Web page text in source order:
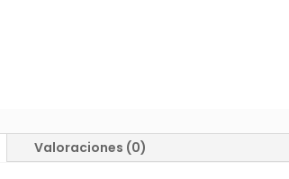
Valoraciones (0)